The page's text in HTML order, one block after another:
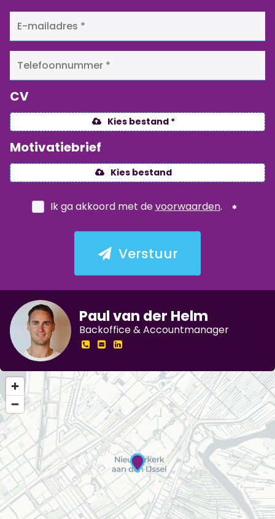
Paul van der Helm
Backoffice & Accountmanager
CV
Kies bestand *
Motivatiebrief
Kies bestand
Ik ga akkoord met devoorwaarden.
Verstuur